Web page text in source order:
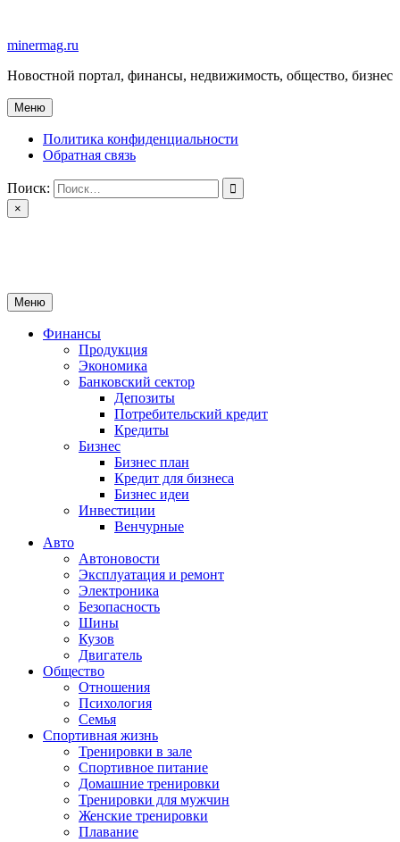
содержимому
minermag.ru
Новостной портал, финансы, недвижимость, общество, бизнес
Меню
Политика конфиденциальности
Обратная связь
Поиск:
×
Меню
Финансы
Продукция
Экономика
Банковский сектор
Депозиты
Потребительский кредит
Кредиты
Бизнес
Бизнес план
Кредит для бизнеса
Бизнес идеи
Инвестиции
Венчурные
Авто
Автоновости
Эксплуатация и ремонт
Электроника
Безопасность
Шины
Кузов
Двигатель
Общество
Отношения
Психология
Семья
Спортивная жизнь
Тренировки в зале
Спортивное питание
Домашние тренировки
Тренировки для мужчин
Женские тренировки
Плавание